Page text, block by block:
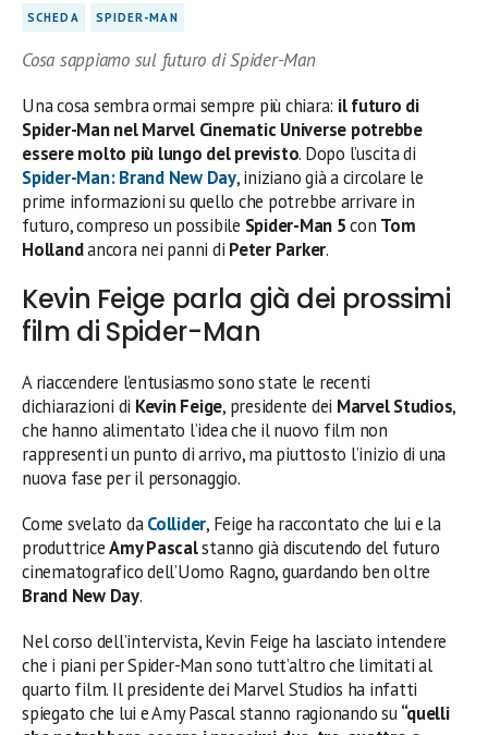
SCHEDA SPIDER-MAN
Cosa sappiamo sul futuro di Spider-Man
Una cosa sembra ormai sempre più chiara: il futuro di
Spider-Man nel Marvel Cinematic Universe potrebbe
essere molto più lungo del previsto. Dopo l’uscita di
Spider-Man: Brand New Day, iniziano già a circolare le
prime informazioni su quello che potrebbe arrivare in
futuro, compreso un possibile Spider-Man 5con Tom
Hollandancora nei panni di Peter Parker.
Kevin Feige parla già dei prossimi
film di Spider-Man
A riaccendere l’entusiasmo sono state le recenti
dichiarazioni di Kevin Feige, presidente dei Marvel Studios,
che hanno alimentato l’idea che il nuovo film non
rappresenti un punto di arrivo, ma piuttosto l’inizio di una
nuova fase per il personaggio.
Come svelato daCollider, Feige ha raccontato che lui e la
produttriceAmy Pascalstanno già discutendo del futuro
cinematografico dell’Uomo Ragno, guardando ben oltre
Brand New Day.
Nel corso dell’intervista, Kevin Feige ha lasciato intendere
che i piani per Spider-Man sono tutt’altro che limitati al
quarto film. Il presidente dei Marvel Studios ha infatti
spiegato che lui e Amy Pascal stanno ragionando su“quelli